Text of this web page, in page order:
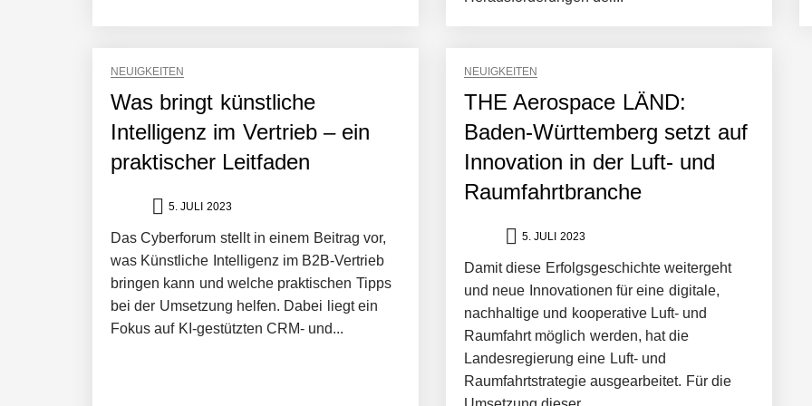
NEUIGKEITEN
Was bringt künstliche
Intelligenz im Vertrieb – ein
praktischer Leitfaden
5. JULI 2023
Das Cyberforum stellt in einem Beitrag vor,
was Künstliche Intelligenz im B2B-Vertrieb
bringen kann und welche praktischen Tipps
bei der Umsetzung helfen. Dabei liegt ein
Fokus auf KI-gestützten CRM- und...
NEUIGKEITEN
THE Aerospace LÄND:
Baden-Württemberg setzt auf
Innovation in der Luft- und
Raumfahrtbranche
5. JULI 2023
Damit diese Erfolgsgeschichte weitergeht
und neue Innovationen für eine digitale,
nachhaltige und kooperative Luft- und
Raumfahrt möglich werden, hat die
Landesregierung eine Luft- und
Raumfahrtstrategie ausgearbeitet. Für die
Maximilian Mack von Pyck
Daniel Jarr von Pyck